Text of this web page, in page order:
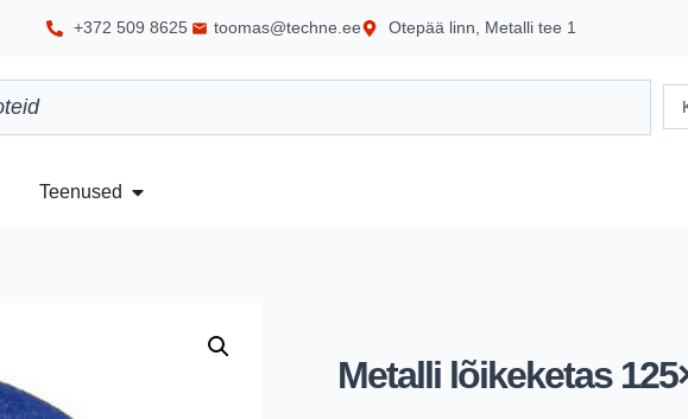
+372 509 8625 toomas@techne.ee Otepää linn, Metalli tee 1
Teenused
Metalli lõikeketas